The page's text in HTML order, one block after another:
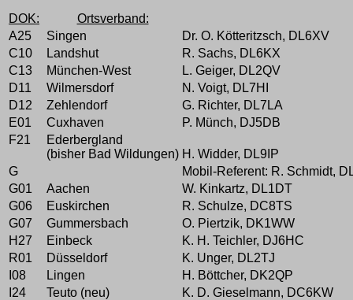
DOK:
Ortsverband:
A25
Singen
Dr. O. Kötteritzsch, DL6XV
C10
Landshut
R. Sachs, DL6KX
C13
München-West
L. Geiger, DL2QV
D11
Wilmersdorf
N. Voigt, DL7HI
D12
Zehlendorf
G. Richter, DL7LA
E01
Cuxhaven
P. Münch, DJ5DB
F21
Ederbergland
(bisher Bad Wildungen) H. Widder, DL9IP
G
Mobil-Referent: R. Schmidt,
G01
Aachen
W. Kinkartz, DL1DT
G06
Euskirchen
R. Schulze, DC8TS
G07
Gummersbach
O. Piertzik, DK1WW
H27
Einbeck
K. H. Teichler, DJ6HC
R01
Düsseldorf
K. Unger, DL2TJ
I08
Lingen
H. Böttcher, DK2QP
I24
Teuto (neu)
K. D. Gieselmann, DC6KW